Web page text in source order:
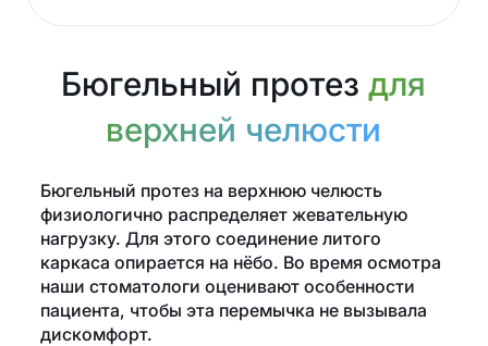
Бюгельный протездля
верхней челюсти
Бюгельный протез на верхнюю челюсть
физиологично распределяет жевательную
нагрузку. Для этого соединение литого
каркаса опирается на нёбо. Во время осмотра
наши стоматологи оценивают особенности
пациента, чтобы эта перемычка не вызывала
дискомфорт.